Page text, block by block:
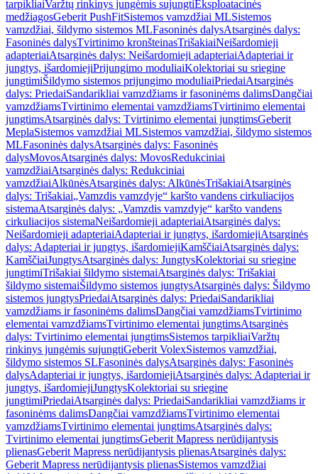
tarpikliaiVaržtų rinkinys jungėmis sujungtiEksploatacinės
medžiagosGeberit PushFitSistemos vamzdžiai MLSistemos
vamzdžiai, šildymo sistemos MLFasoninės dalysAtsarginės dalys:
Fasoninės dalysTvirtinimo kronšteinasTrišakiaiNeišardomieji
adapteriaiAtsarginės dalys: Neišardomieji adapteriaiAdapteriai ir
jungtys, išardomiejiPrijungimo moduliaiKolektoriai su sriegine
jungtimiŠildymo sistemos prijungimo moduliaiPriedaiAtsarginės
dalys: PriedaiSandarikliai vamzdžiams ir fasoninėms dalimsDangčiai
vamzdžiamsTvirtinimo elementai vamzdžiamsTvirtinimo elementai
jungtimsAtsarginės dalys: Tvirtinimo elementai jungtimsGeberit
MeplaSistemos vamzdžiai MLSistemos vamzdžiai, šildymo sistemos
MLFasoninės dalysAtsarginės dalys: Fasoninės
dalysMovosAtsarginės dalys: MovosRedukciniai
vamzdžiaiAtsarginės dalys: Redukciniai
vamzdžiaiAlkūnėsAtsarginės dalys: AlkūnėsTrišakiaiAtsarginės
dalys: Trišakiai„Vamzdis vamzdyje“ karšto vandens cirkuliacijos
sistemaAtsarginės dalys: „Vamzdis vamzdyje“ karšto vandens
cirkuliacijos sistemaNeišardomieji adapteriaiAtsarginės dalys:
Neišardomieji adapteriaiAdapteriai ir jungtys, išardomiejiAtsarginės
dalys: Adapteriai ir jungtys, išardomiejiKamščiaiAtsarginės dalys:
KamščiaiJungtysAtsarginės dalys: JungtysKolektoriai su sriegine
jungtimiTrišakiai šildymo sistemaiAtsarginės dalys: Trišakiai
šildymo sistemaiŠildymo sistemos jungtysAtsarginės dalys: Šildymo
sistemos jungtysPriedaiAtsarginės dalys: PriedaiSandarikliai
vamzdžiams ir fasoninėms dalimsDangčiai vamzdžiamsTvirtinimo
elementai vamzdžiamsTvirtinimo elementai jungtimsAtsarginės
dalys: Tvirtinimo elementai jungtimsSistemos tarpikliaiVaržtų
rinkinys jungėmis sujungtiGeberit VolexSistemos vamzdžiai,
šildymo sistemos SLFasoninės dalysAtsarginės dalys: Fasoninės
dalysAdapteriai ir jungtys, išardomiejiAtsarginės dalys: Adapteriai ir
jungtys, išardomiejiJungtysKolektoriai su sriegine
jungtimiPriedaiAtsarginės dalys: PriedaiSandarikliai vamzdžiams ir
fasoninėms dalimsDangčiai vamzdžiamsTvirtinimo elementai
vamzdžiamsTvirtinimo elementai jungtimsAtsarginės dalys:
Tvirtinimo elementai jungtimsGeberit Mapress nerūdijantysis
plienasGeberit Mapress nerūdijantysis plienasAtsarginės dalys:
Geberit Mapress nerūdijantysis plienasSistemos vamzdžiai